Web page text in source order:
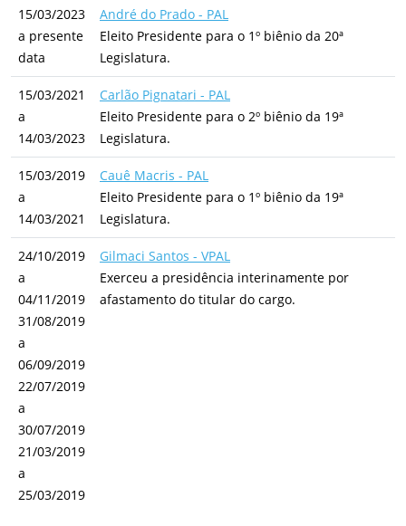
15/03/2023
a presente
data
André do Prado - PAL
Eleito Presidente para o 1º biênio da 20ª
Legislatura.
15/03/2021
a
14/03/2023
Carlão Pignatari - PAL
Eleito Presidente para o 2º biênio da 19ª
Legislatura.
15/03/2019
a
14/03/2021
Cauê Macris - PAL
Eleito Presidente para o 1º biênio da 19ª
Legislatura.
24/10/2019
a
04/11/2019
31/08/2019
a
06/09/2019
22/07/2019
a
30/07/2019
21/03/2019
a
25/03/2019
Gilmaci Santos - VPAL
Exerceu a presidência interinamente por
afastamento do titular do cargo.